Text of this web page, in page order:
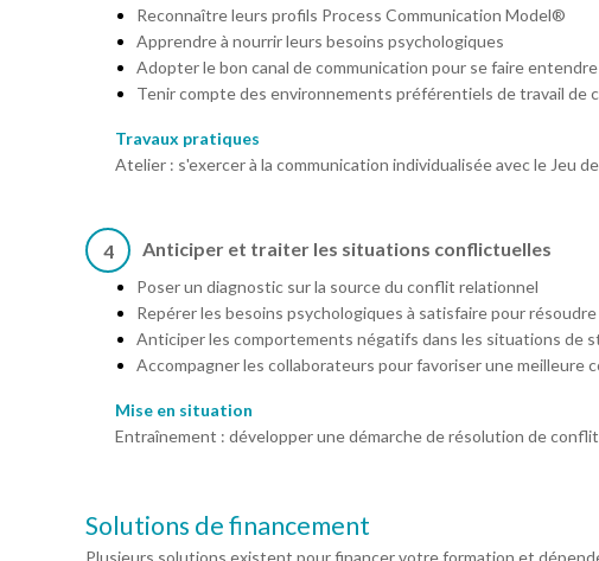
Reconnaître leurs profils Process Communication Model®
Apprendre à nourrir leurs besoins psychologiques
Adopter le bon canal de communication pour se faire entendre
Tenir compte des environnements préférentiels de travail de
Travaux pratiques
Atelier : s'exercer à la communication individualisée avec le Jeu
4 Anticiper et traiter les situations conflictuelles
Poser un diagnostic sur la source du conflit relationnel
Repérer les besoins psychologiques à satisfaire pour
Anticiper les comportements négatifs dans les situations de
Accompagner les collaborateurs pour favoriser une meilleure
Mise en situation
Entraînement : développer une démarche de résolution de
Solutions de financement
Plusieurs solutions existent pour financer votre formation et